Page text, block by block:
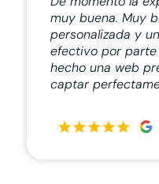
muy buena. Muy
personalizada y
efectivo por parte
hecho una web
captar